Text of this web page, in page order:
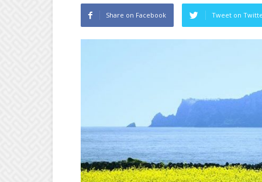
Share on Facebook Tweet on